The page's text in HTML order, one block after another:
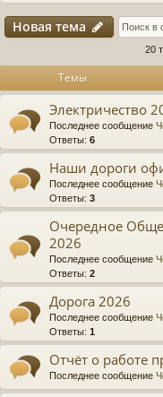
Новая тема
20
Темы
Электричество
Последнее сообщение
Ответы: 6
Наши дороги
Последнее сообщение
Ответы: 3
Очередное
2026
Последнее сообщение
Ответы: 2
Дорога 2026
Последнее сообщение
Ответы: 1
Отчёт о работе
Последнее сообщение